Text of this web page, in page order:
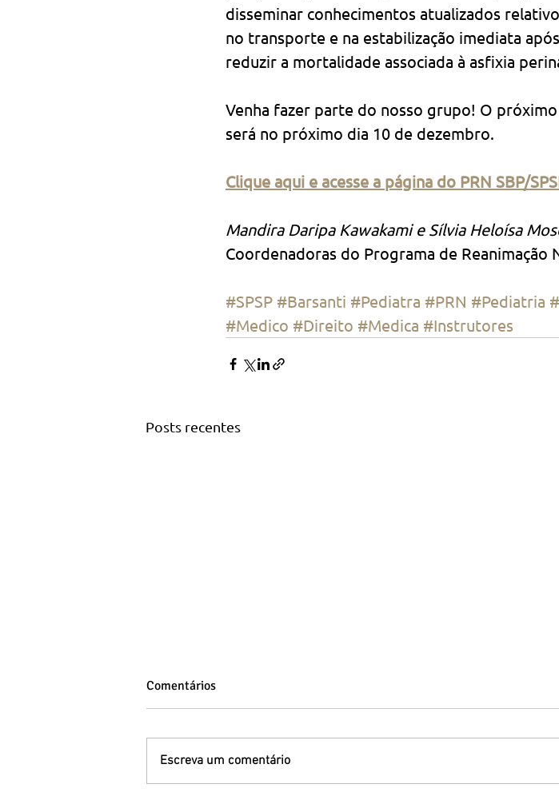
disseminar conhecimentos atualizados
no transporte e na estabilização imediata
reduzir a mortalidade associada à asfixia
Venha fazer parte do nosso grupo! O
será no próximo dia 10 de dezembro.
Clique aqui e acesse a página do PRN SBP/
Mandira Daripa Kawakami e Sílvia Heloísa
Coordenadoras do Programa de Reanimação
#SPSP #Barsanti #Pediatra #PRN #Pediatria
#Medico #Direito #Medica #Instrutores
Posts recentes
Comentários
Escreva um comentário